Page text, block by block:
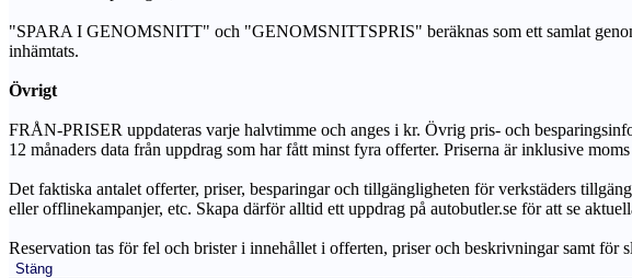
"SPARA I GENOMSNITT" och "GENOMSNITTSPRIS" beräknas som ett samlat
inhämtats.
Övrigt
FRÅN-PRISER uppdateras varje halvtimme och anges i kr. Övrig pris- och
12 månaders data från uppdrag som har fått minst fyra offerter. Priserna är inklusive
Det faktiska antalet offerter, priser, besparingar och tillgängligheten för verkstäders
eller offlinekampanjer, etc. Skapa därför alltid ett uppdrag på autobutler.se för att se
Reservation tas för fel och brister i innehållet i offerten, priser och beskrivningar samt för
Stäng